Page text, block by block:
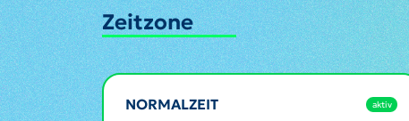
Zeitzone
NORMALZEIT aktiv